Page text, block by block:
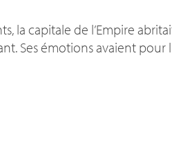
la capitale de l’Empire
Ses émotions avaient pour